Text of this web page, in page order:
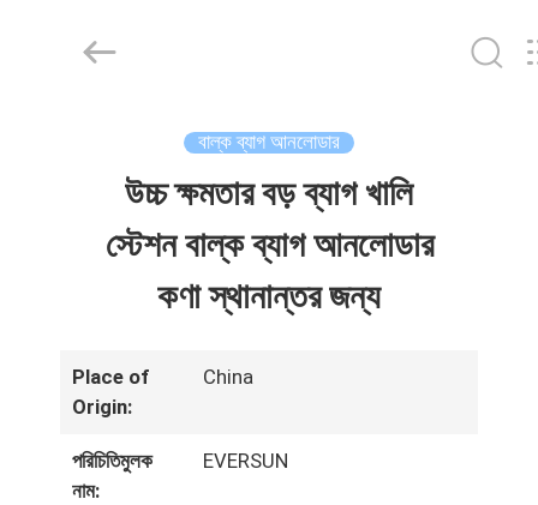
VR
বাল্ক ব্যাগ আনলোডার
উচ্চ ক্ষমতার বড় ব্যাগ খালি
স্টেশন বাল্ক ব্যাগ আনলোডার
কণা স্থানান্তর জন্য
Place of
Origin:
China
পরিচিতিমুলক
নাম:
EVERSUN